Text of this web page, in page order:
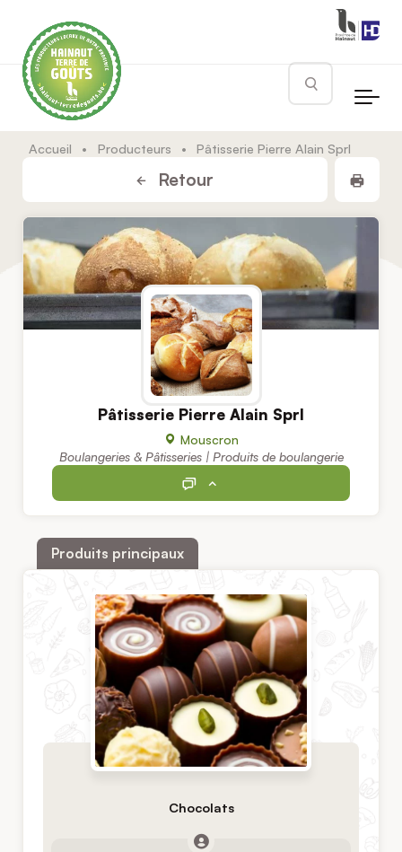
Rechercher
Accueil • Producteurs • Pâtisserie Pierre Alain Sprl
Retour
Pâtisserie Pierre Alain Sprl
Mouscron
Boulangeries & Pâtisseries | Produits de boulangerie
Produits principaux
Chocolats